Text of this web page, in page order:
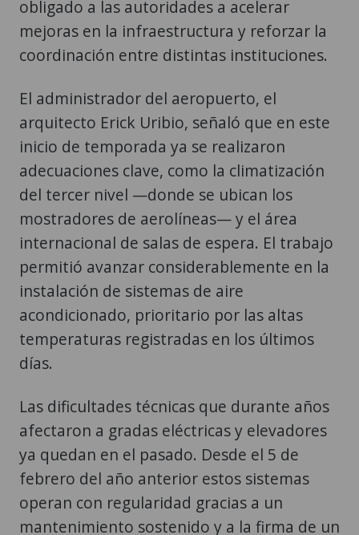
obligado a las autoridades a acelerar
mejoras en la infraestructura y reforzar la
coordinación entre distintas instituciones.
El administrador del aeropuerto, el
arquitecto Erick Uribio, señaló que en este
inicio de temporada ya se realizaron
adecuaciones clave, como la climatización
del tercer nivel —donde se ubican los
mostradores de aerolíneas— y el área
internacional de salas de espera. El trabajo
permitió avanzar considerablemente en la
instalación de sistemas de aire
acondicionado, prioritario por las altas
temperaturas registradas en los últimos
días.
Las dificultades técnicas que durante años
afectaron a gradas eléctricas y elevadores
ya quedan en el pasado. Desde el 5 de
febrero del año anterior estos sistemas
operan con regularidad gracias a un
mantenimiento sostenido y a la firma de un